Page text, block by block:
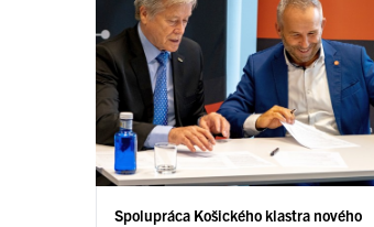
Spolupráca Košického klastra nového